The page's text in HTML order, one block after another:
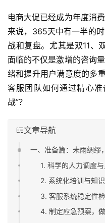
电商大促已经成为年度消
来说，365天中有一半的
战和复盘。尤其是双11、
面临的不仅是激增的咨询
绪和提升用户满意度的多
客服团队如何通过精心
战”？
文章导航
一、准备篇：未雨绸缪
1. 科学的人力调度
2. 系统化培训与知
3. 客服系统稳定性
4. 制定应急预案，